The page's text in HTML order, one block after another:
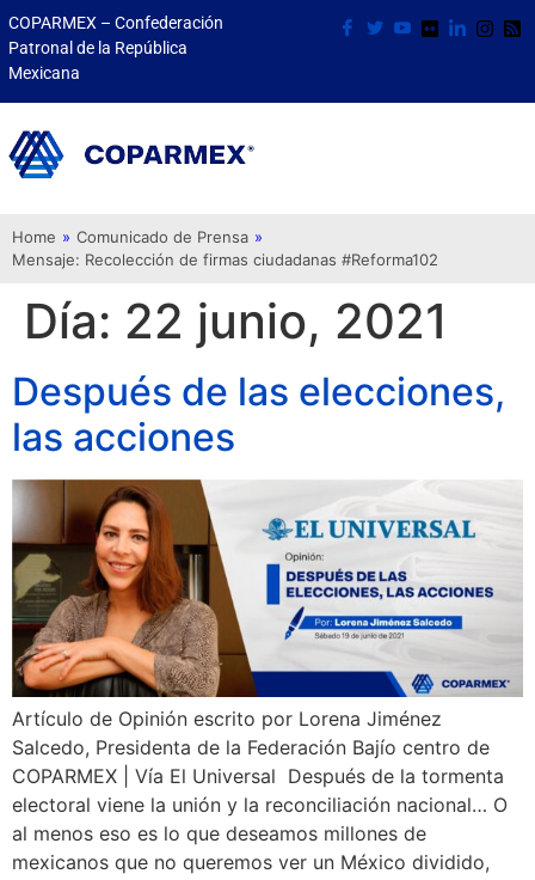
COPARMEX – Confederación
Patronal de la República
Mexicana
Home » Comunicado de Prensa »
Mensaje: Recolección de firmas ciudadanas #Reforma102
Día: 22 junio, 2021
Después de las elecciones,
las acciones
Artículo de Opinión escrito por Lorena Jiménez
Salcedo, Presidenta de la Federación Bajío centro de
COPARMEX | Vía El Universal Después de la tormenta
electoral viene la unión y la reconciliación nacional… O
al menos eso es lo que deseamos millones de
mexicanos que no queremos ver un México dividido,